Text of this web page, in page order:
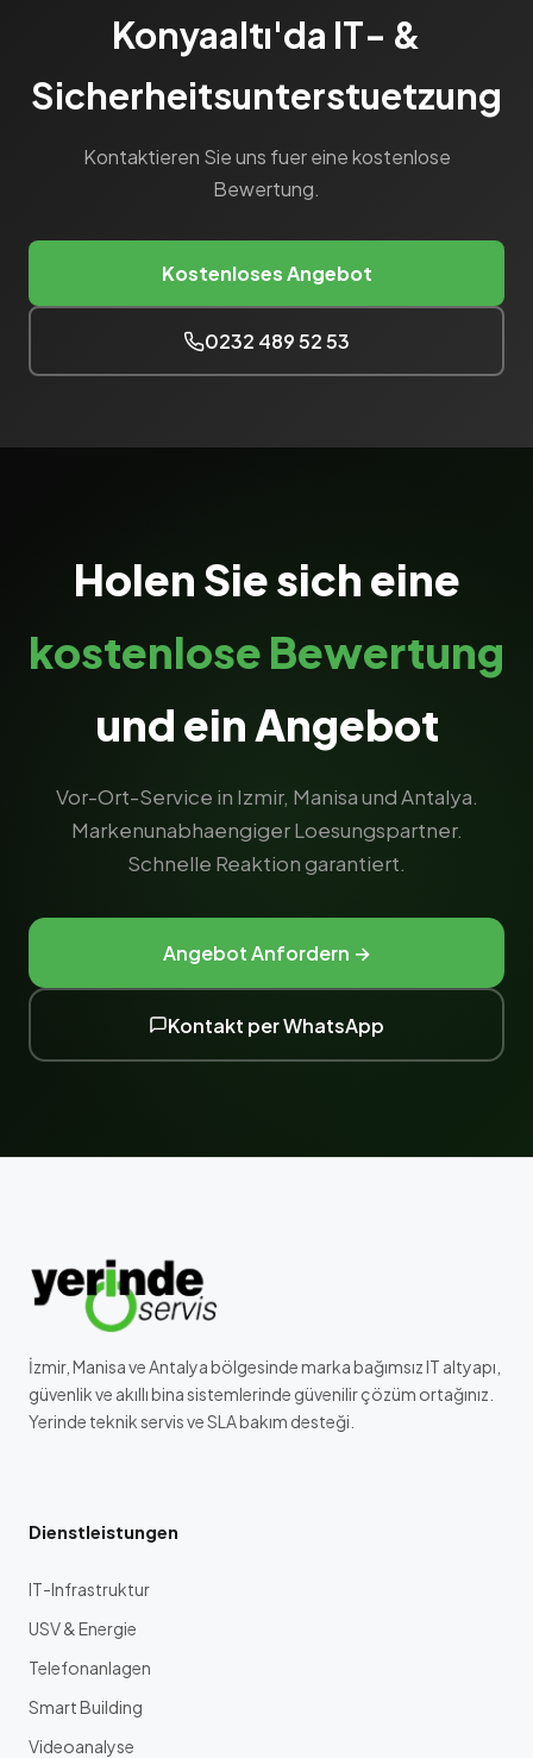
Konyaaltı'da IT- &
Sicherheitsunterstuetzung
Kontaktieren Sie uns fuer eine kostenlose
Bewertung.
Kostenloses Angebot
0232 489 52 53
Holen Sie sich eine
kostenlose Bewertung
und ein Angebot
Vor-Ort-Service in Izmir, Manisa und Antalya.
Markenunabhaengiger Loesungspartner.
Schnelle Reaktion garantiert.
Angebot Anfordern →
Kontakt per WhatsApp
İzmir, Manisa ve Antalya bölgesinde marka bağımsız IT altyapı,
güvenlik ve akıllı bina sistemlerinde güvenilir çözüm ortağınız.
Yerinde teknik servis ve SLA bakım desteği.
Dienstleistungen
IT-Infrastruktur
USV & Energie
Telefonanlagen
Smart Building
Videoanalyse